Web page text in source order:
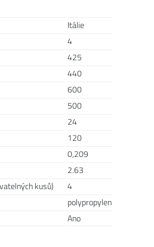
na poli globálního interiérového i
portfoliu se nachází
originality
dobré vztahy se zaměstnanci,
spolupracuje s designéry
špičkový nábytek s
Itálie
4
425
440
600
500
24
120
0,209
2.63
kusů)
4
polypropylen
Ano